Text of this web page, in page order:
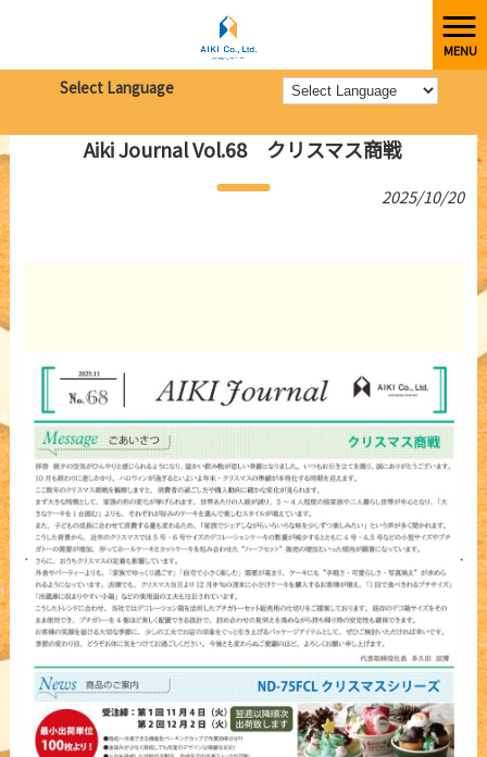
MENU
Select Language
株式会社愛起 > 新着情報 Aiki Journal Vol.68 クリスマス商戦
Aiki Journal Vol.68 クリスマス商戦
2025/10/20